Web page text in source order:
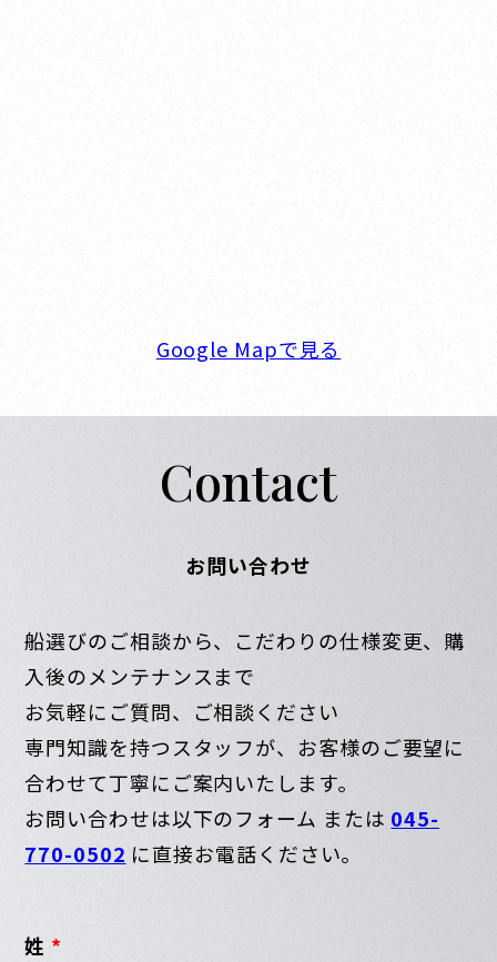
Google Mapで見る
Contact
お問い合わせ
船選びのご相談から、こだわりの仕様変更、購
入後のメンテナンスまで
お気軽にご質問、ご相談ください
専門知識を持つスタッフが、お客様のご要望に
合わせて丁寧にご案内いたします。
お問い合わせは以下のフォーム または 045-
770-0502 に直接お電話ください。
姓 *